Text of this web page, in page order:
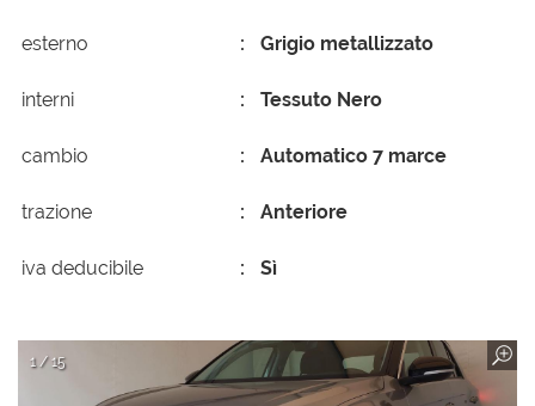
esterno Grigio metallizzato
interni Tessuto Nero
cambio Automatico 7 marce
trazione Anteriore
iva deducibile Sì
1 / 15